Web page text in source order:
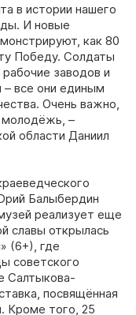
в истории нашего
И новые
как 80
Победу. Солдаты
заводов и
– все они единым
Очень важно,
молодёжь, –
области Даниил
Балыбердин
реализует еще
славы открылась
(6+), где
советского
Салтыкова-
посвящённая
Кроме того, 25